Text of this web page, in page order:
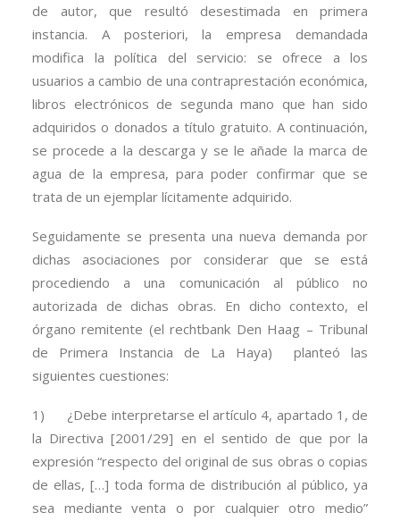
de autor, que resultó desestimada en primera
instancia. A posteriori, la empresa demandada
modifica la política del servicio: se ofrece a los
usuarios a cambio de una contraprestación económica,
libros electrónicos de segunda mano que han sido
adquiridos o donados a título gratuito. A continuación,
se procede a la descarga y se le añade la marca de
agua de la empresa, para poder confirmar que se
trata de un ejemplar lícitamente adquirido.
Seguidamente se presenta una nueva demanda por
dichas asociaciones por considerar que se está
procediendo a una comunicación al público no
autorizada de dichas obras. En dicho contexto, el
órgano remitente (el rechtbank Den Haag – Tribunal
de Primera Instancia de La Haya) planteó las
siguientes cuestiones:
1) ¿Debe interpretarse el artículo 4, apartado 1, de
la Directiva [2001/29] en el sentido de que por la
expresión “respecto del original de sus obras o copias
de ellas, […] toda forma de distribución al público, ya
sea mediante venta o por cualquier otro medio”